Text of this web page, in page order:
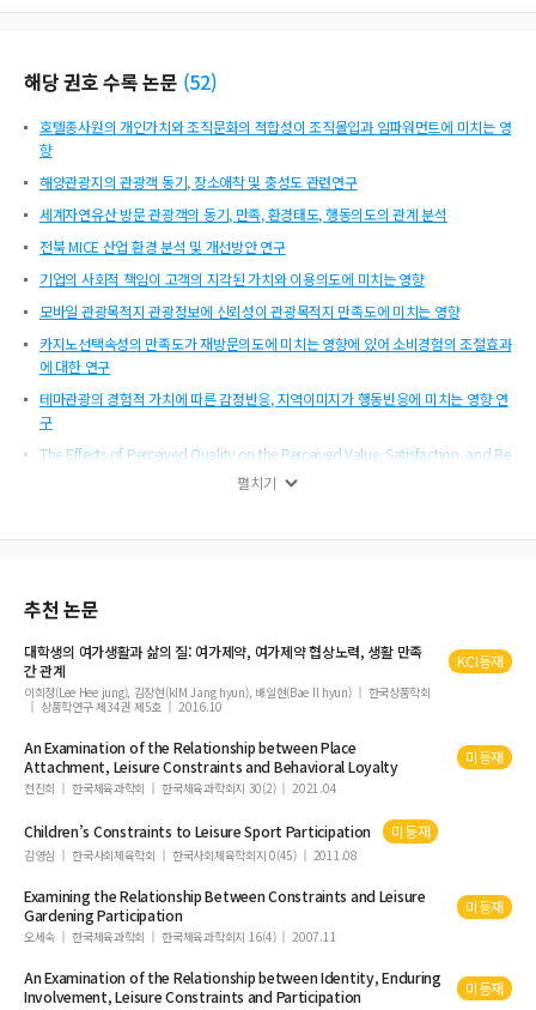
해당 권호 수록 논문 (52)
호텔종사원의 개인가치와 조직문화의 적합성이 조직몰입과 임파워먼트에 미치는 영
향
해양관광지의 관광객 동기, 장소애착 및 충성도 관련연구
세계자연유산 방문 관광객의 동기, 만족, 환경태도, 행동의도의 관계 분석
전북 MICE 산업 환경 분석 및 개선방안 연구
기업의 사회적 책임이 고객의 지각된 가치와 이용의도에 미치는 영향
모바일 관광목적지 관광정보에 신뢰성이 관광목적지 만족도에 미치는 영향
카지노선택속성의 만족도가 재방문의도에 미치는 영향에 있어 소비경험의 조절효과
에 대한 연구
테마관광의 경험적 가치에 따른 감정반응, 지역이미지가 행동반응에 미치는 영향 연
구
The Effects of Perceived Quality on the Perceived Value, Satisfaction, and Be
havioral Intention in the Perspective of Food Tourism: Focused on Chinese T
여가제약에 따른 보상기대가 조직몰입에 미치는 매개 효과에 대한 연구
대학생 전공몰입이 자아존중감, 회복탄력성 및 충성도에 미치는 영향
The Impact of Career Adaptability on Job Search Intensity and Employmen
t Satisfaction in tourism management senior students: the Mediating role of
the Job Search Intensity
심리적 계약위반 지각이 호텔종사원의 이직의도에 미치는 영향 연구
항공사 객실승무원의 여가경험이 여가만족과 심리적 행복감에 미치는 영향
부산 해양관광 실태 및 해양환경오염과 해양관광의 관계에 관한 연구
중국 호텔직원들이 인식하는 기업의 사회적 책임활동이 조직유효성에 미치는 영향
우리나라 관광안내표지의 개선을 위한 사례 연구
진로결정이 학습전이에 미치는 영향에 있어 학습몰입의 매개효과
펼치기
추천 논문
대학생의 여가생활과 삶의 질: 여가제약, 여가제약 협상노력, 생활 만족
간 관계
KCI등재
이희정(Lee Hee jung), 김장현(kIM Jang hyun), 배일현(Bae Il hyun)
한국상품학회
상품학연구 제34권 제5호
2016.10
An Examination of the Relationship between Place
Attachment, LeisureConstraintsand Behavioral Loyalty 미등재
전진희 한국체육과학회 한국체육과학회지 30(2) 2021.04
Children’s Constraints to LeisureSport Participation 미등재
김영심 한국사회체육학회 한국사회체육학회지 0(45) 2011.08
Examining the Relationship BetweenConstraints andLeisure
Gardening Participation
미등재
오세숙 한국체육과학회 한국체육과학회지 16(4) 2007.11
An Examination of the Relationship between Identity, Enduring
Involvement,LeisureConstraints and Participation 미등재